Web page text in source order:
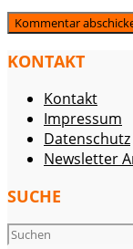
KONTAKT
Kontakt
Impressum
Datenschutz
Newsletter
SUCHE